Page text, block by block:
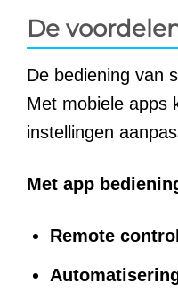
De
De bediening van
Met mobiele apps
instellingen
Met app
Remote